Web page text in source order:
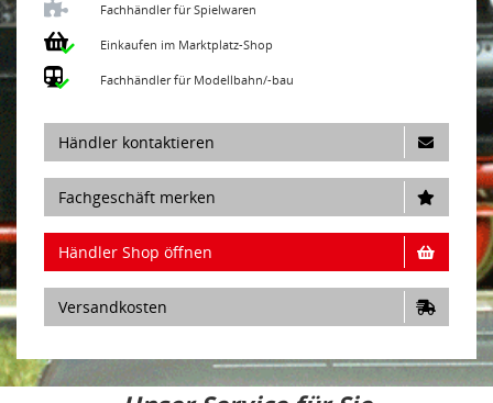
Fachhändler für Spielwaren
Einkaufen im Marktplatz-Shop
Fachhändler für Modellbahn/-bau
Händler kontaktieren
Fachgeschäft merken
Händler Shop öffnen
Versandkosten